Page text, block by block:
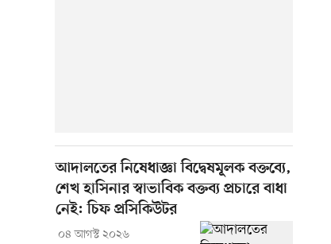
আদালতের নিষেধাজ্ঞা বিদ্বেষমূলক বক্তব্যে,
শেখ হাসিনার স্বাভাবিক বক্তব্য প্রচারে বাধা
নেই: চিফ প্রসিকিউটর
০৪ আগস্ট ২০২৬